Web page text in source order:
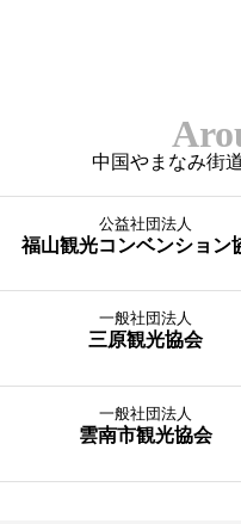
中国やまなみ街
公益社団法人
福山観光コンベンション
一般社団法人
三原観光協会
一般社団法人
雲南市観光協会